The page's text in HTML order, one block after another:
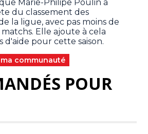
Marie-Philipe Poulin a
du classement des
la ligue, avec pas moins de
Elle ajoute à cela
d'aide pour cette saison.
communauté
POUR